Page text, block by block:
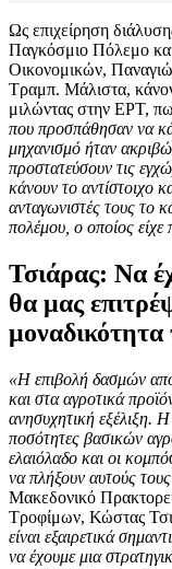
Ως επιχείρηση
Παγκόσμιο Πόλεμο
Οικονομικών,
Τραμπ. Μάλιστα,
μιλώντας στην ΕΡΤ,
που προσπάθησαν να
μηχανισμό ήταν
προστατεύσουν τις
κάνουν το αντίστοιχο
ανταγωνιστές τους το
πολέμου, ο οποίος
Τσιάρας: Να
θα μας
«Η επιβολή δασμών
και στα αγροτικά
ανησυχητική εξέλιξη.
ποσότητες βασικών
ελαιόλαδο και οι
να πλήξουν αυτούς τους
Μακεδονικό
Τροφίμων, Κώστας
είναι εξαιρετικά
να έχουμε μια